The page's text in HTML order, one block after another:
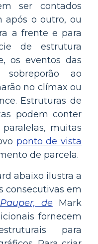
ser contados
após o outro, ou
a frente e para
de estrutura
os eventos das
ao
no clímax ou
Estruturas de
podem conter
muitas
ponto de vista
de parcela.
abaixo ilustra a
consecutivas em
de Mark
fornecem
para